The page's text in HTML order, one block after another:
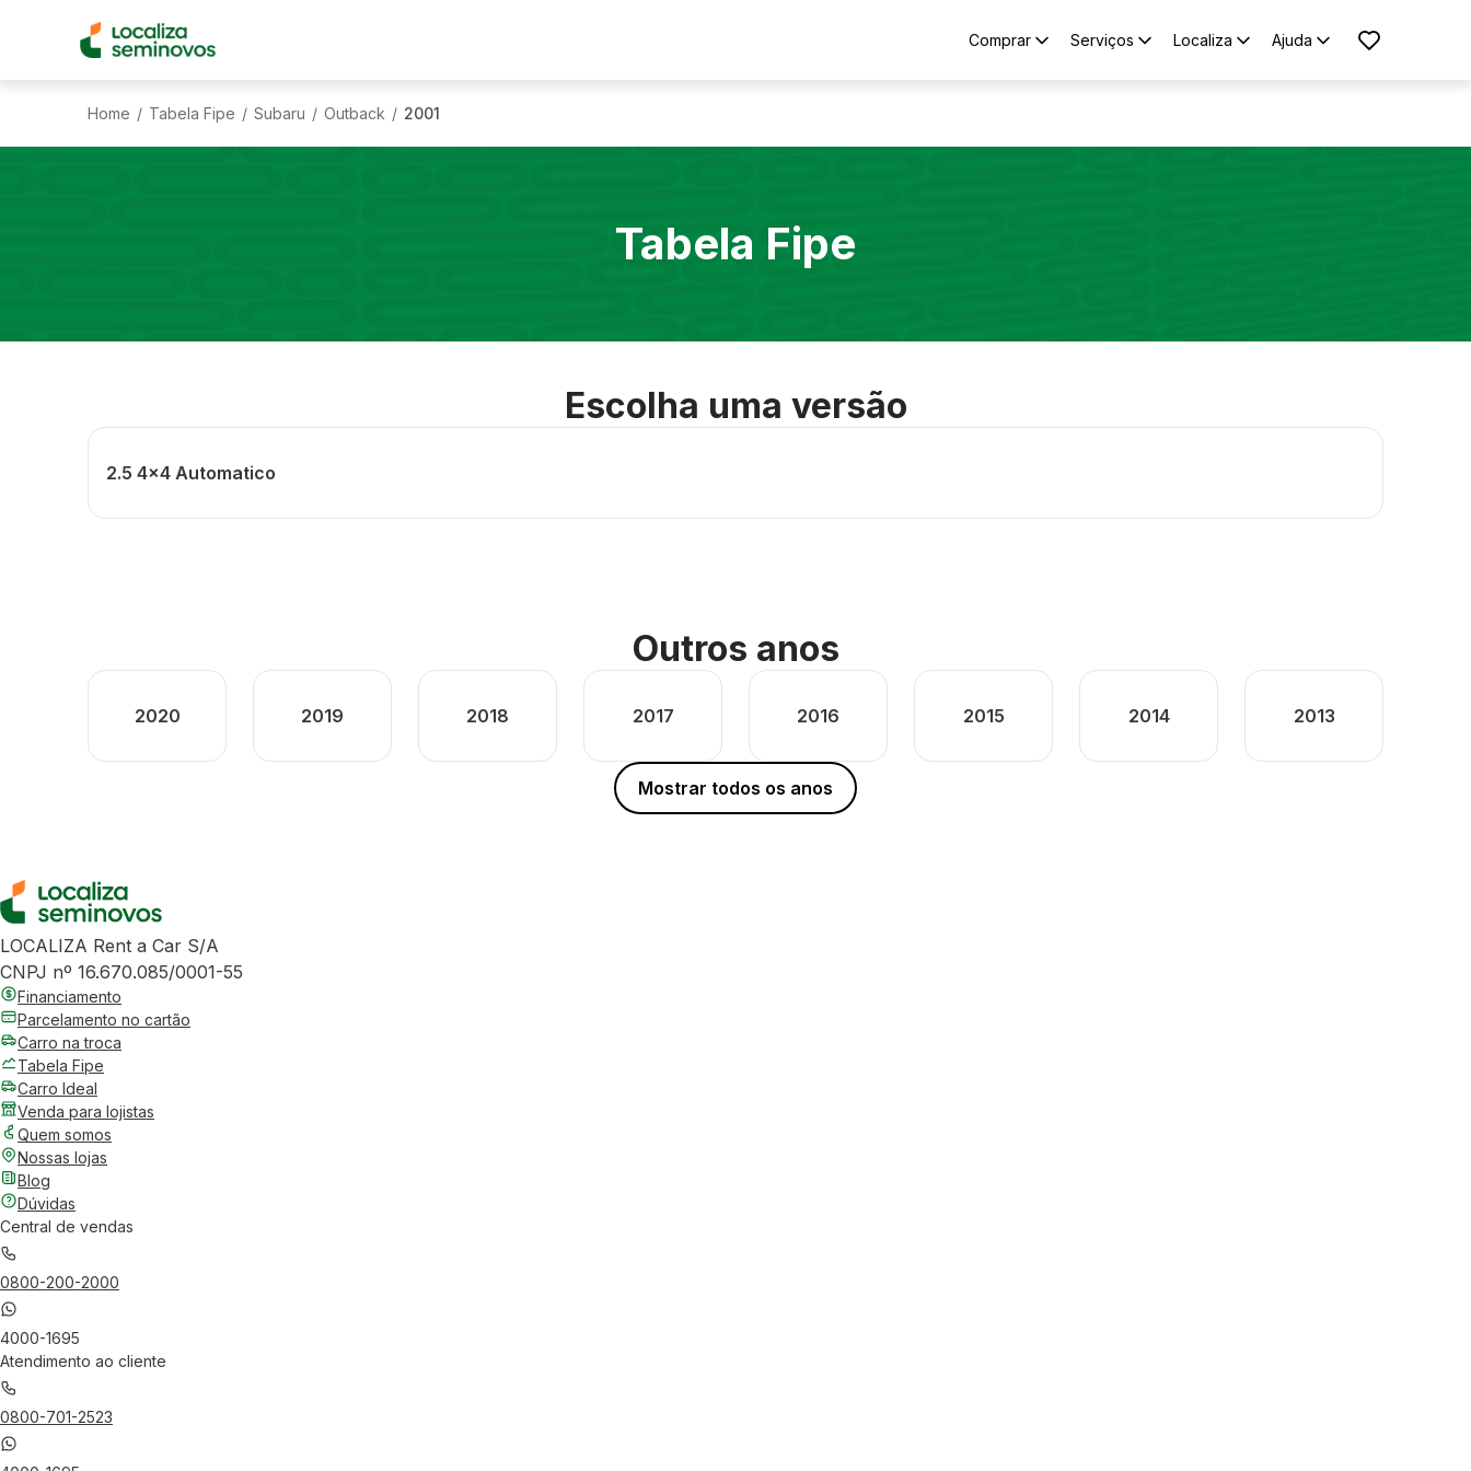
Comprar Serviços Localiza Ajuda
Home / Tabela Fipe / Subaru / Outback / 2001
Tabela Fipe
Escolha uma versão
2.5 4x4 Automatico
Outros anos
2020 2019 2018 2017 2016 2015 2014 2013
Mostrar todos os anos
LOCALIZA Rent a Car S/A
CNPJ nº 16.670.085/0001-55
Financiamento
Parcelamento no cartão
Carro na troca
Tabela Fipe
Carro Ideal
Venda para lojistas
Quem somos
Nossas lojas
Blog
Dúvidas
Central de vendas
0800-200-2000
4000-1695
Atendimento ao cliente
0800-701-2523